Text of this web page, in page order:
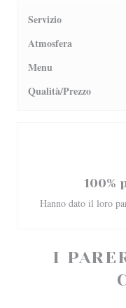
I
Servizio
Atmosfera
Menu
Qualità/Prezzo
Hanno dato il loro